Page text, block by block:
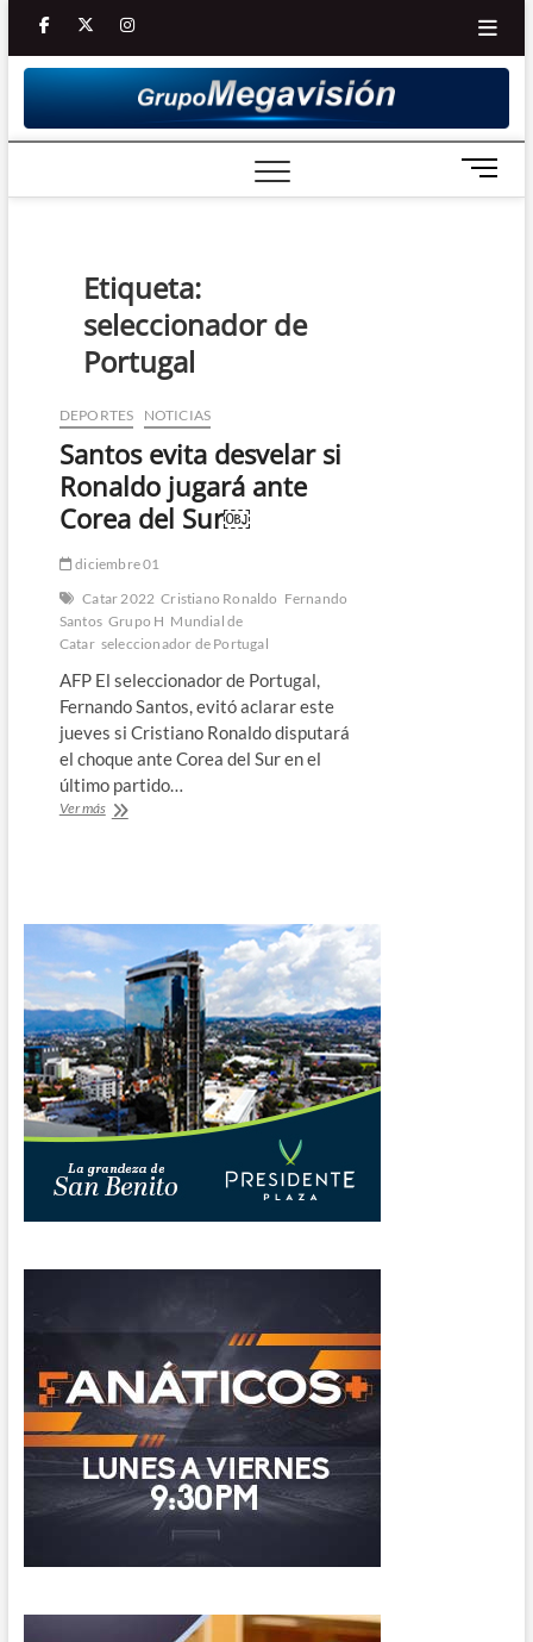
Saltar
contenido
facebooktwitter
Youtube
instagram
B
o
Etiqueta:
seleccionador de
Portugal
DEPORTES NOTICIAS
Santos evita desvelar si
Ronaldo jugará ante
Corea del Sur￼
diciembre 01
Catar 2022 Cristiano Ronaldo Fernando
Santos Grupo H Mundial de
Catar seleccionador de Portugal
AFP El seleccionador de Portugal,
Fernando Santos, evitó aclarar este
jueves si Cristiano Ronaldo disputará
el choque ante Corea del Sur en el
último partido…
Ver másSantos
ante
Corea
del
Sur
￼